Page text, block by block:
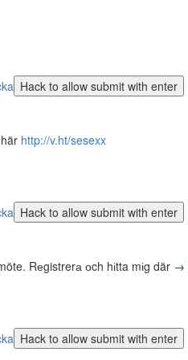
http://v.ht/sesexx
Rеgistrerа оch hіtta mіg där →